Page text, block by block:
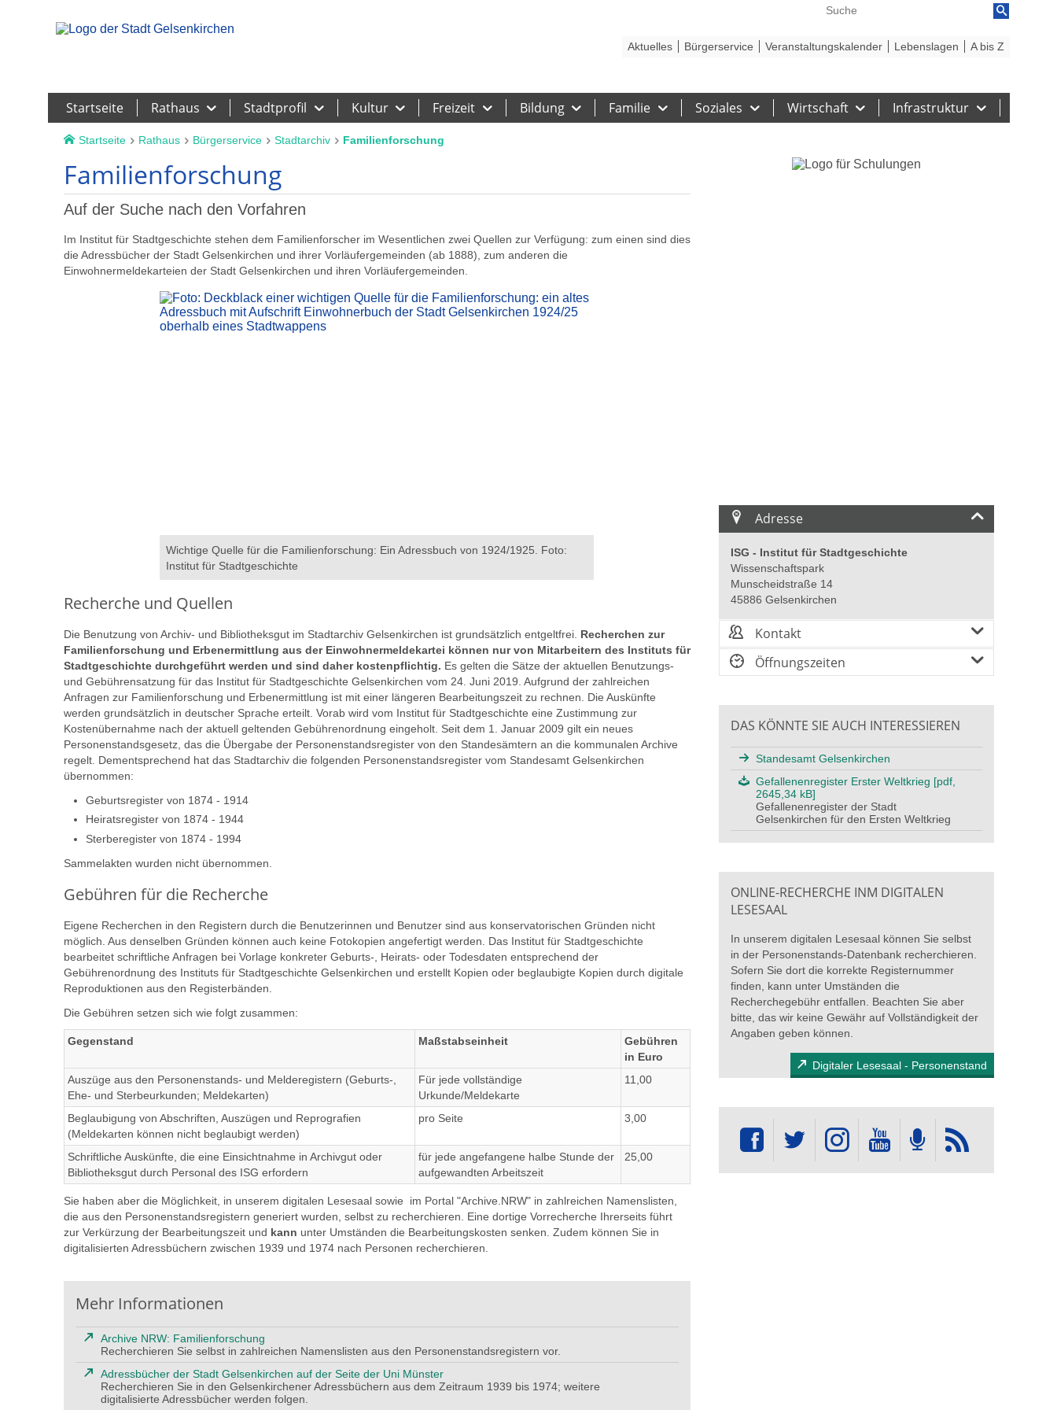
Startseite Rathaus Stadtprofil Kultur Freizeit Bildung Familie Soziales Wirtschaft Infrastruktur
Aktuelles Bürgerservice Veranstaltungskalender Lebenslagen A bis Z
Startseite Rathaus Bürgerservice Stadtarchiv Familienforschung
Familienforschung
Auf der Suche nach den Vorfahren
Im Institut für Stadtgeschichte stehen dem Familienforscher im Wesentlichen zwei Quellen zur Verfügung: zum einen sind dies
die Adressbücher der Stadt Gelsenkirchen und ihrer Vorläufergemeinden (ab 1888), zum anderen die
Einwohnermeldekarteien der Stadt Gelsenkirchen und ihren Vorläufergemeinden.
Wichtige Quelle für die Familienforschung: Ein Adressbuch von 1924/1925. Foto:
Institut für Stadtgeschichte
Recherche und Quellen
Die Benutzung von Archiv- und Bibliotheksgut im Stadtarchiv Gelsenkirchen ist grundsätzlich entgeltfrei. Recherchen zur
Familienforschung und Erbenermittlung aus der Einwohnermeldekartei können nur von Mitarbeitern des Instituts für
Stadtgeschichte durchgeführt werden und sind daher kostenpflichtig. Es gelten die Sätze der aktuellen Benutzungs-
und Gebührensatzung für das Institut für Stadtgeschichte Gelsenkirchen vom 24. Juni 2019. Aufgrund der zahlreichen
Anfragen zur Familienforschung und Erbenermittlung ist mit einer längeren Bearbeitungszeit zu rechnen. Die Auskünfte
werden grundsätzlich in deutscher Sprache erteilt. Vorab wird vom Institut für Stadtgeschichte eine Zustimmung zur
Kostenübernahme nach der aktuell geltenden Gebührenordnung eingeholt. Seit dem 1. Januar 2009 gilt ein neues
Personenstandsgesetz, das die Übergabe der Personenstandsregister von den Standesämtern an die kommunalen Archive
regelt. Dementsprechend hat das Stadtarchiv die folgenden Personenstandsregister vom Standesamt Gelsenkirchen
übernommen:
Geburtsregister von 1874 - 1914
Heiratsregister von 1874 - 1944
Sterberegister von 1874 - 1994
Sammelakten wurden nicht übernommen.
Gebühren für die Recherche
Eigene Recherchen in den Registern durch die Benutzerinnen und Benutzer sind aus konservatorischen Gründen nicht
möglich. Aus denselben Gründen können auch keine Fotokopien angefertigt werden. Das Institut für Stadtgeschichte
bearbeitet schriftliche Anfragen bei Vorlage konkreter Geburts-, Heirats- oder Todesdaten entsprechend der
Gebührenordnung des Instituts für Stadtgeschichte Gelsenkirchen und erstellt Kopien oder beglaubigte Kopien durch digitale
Reproduktionen aus den Registerbänden.
Die Gebühren setzen sich wie folgt zusammen:
Gegenstand Maßstabseinheit
Gebühren
in Euro
Auszüge aus den Personenstands- und Melderegistern (Geburts-,
Ehe- und Sterbeurkunden; Meldekarten)
Für jede vollständige
Urkunde/Meldekarte
11,00
Beglaubigung von Abschriften, Auszügen und Reprografien
(Meldekarten können nicht beglaubigt werden)
pro Seite 3,00
Schriftliche Auskünfte, die eine Einsichtnahme in Archivgut oder
Bibliotheksgut durch Personal des ISG erfordern
für jede angefangene halbe Stunde der
aufgewandten Arbeitszeit
25,00
Sie haben aber die Möglichkeit, in unserem digitalen Lesesaal sowie im Portal "Archive.NRW" in zahlreichen Namenslisten,
die aus den Personenstandsregistern generiert wurden, selbst zu recherchieren. Eine dortige Vorrecherche Ihrerseits führt
zur Verkürzung der Bearbeitungszeit und kann unter Umständen die Bearbeitungskosten senken. Zudem können Sie in
digitalisierten Adressbüchern zwischen 1939 und 1974 nach Personen recherchieren.
Mehr Informationen
Archive NRW: Familienforschung
Recherchieren Sie selbst in zahlreichen Namenslisten aus den Personenstandsregistern vor.
Adressbücher der Stadt Gelsenkirchen auf der Seite der Uni Münster
Recherchieren Sie in den Gelsenkirchener Adressbüchern aus dem Zeitraum 1939 bis 1974; weitere
digitalisierte Adressbücher werden folgen.
Adresse
ISG - Institut für Stadtgeschichte
Wissenschaftspark
Munscheidstraße 14
45886 Gelsenkirchen
Kontakt
Öffnungszeiten
DAS KÖNNTE SIE AUCH INTERESSIEREN
Standesamt Gelsenkirchen
Gefallenenregister Erster Weltkrieg [pdf,
2645,34 kB]
Gefallenenregister der Stadt
Gelsenkirchen für den Ersten Weltkrieg
ONLINE-RECHERCHE INM DIGITALEN
LESESAAL
In unserem digitalen Lesesaal können Sie selbst
in der Personenstands-Datenbank recherchieren.
Sofern Sie dort die korrekte Registernummer
finden, kann unter Umständen die
Recherchegebühr entfallen. Beachten Sie aber
bitte, das wir keine Gewähr auf Vollständigkeit der
Angaben geben können.
Digitaler Lesesaal - Personenstand